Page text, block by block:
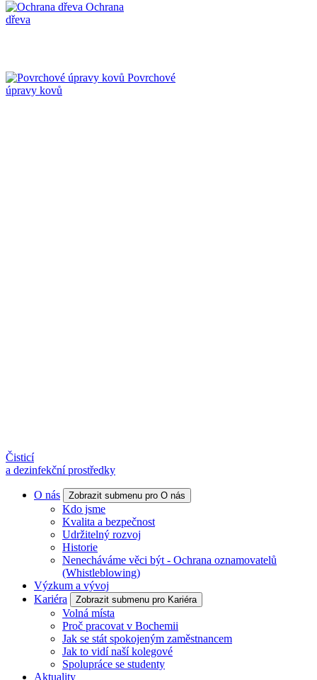
Ochrana
dřeva
Povrchové
úpravy kovů
Čisticí
a dezinfekční prostředky
O nás Zobrazit submenu pro O nás
Kdo jsme
Kvalita a bezpečnost
Udržitelný rozvoj
Historie
Nenecháváme věci být - Ochrana oznamovatelů
(Whistleblowing)
Výzkum a vývoj
Kariéra
Zobrazit submenu pro Kariéra
Volná místa
Proč pracovat v Bochemii
Jak se stát spokojeným zaměstnancem
Jak to vidí naší kolegové
Spolupráce se studenty
Aktuality